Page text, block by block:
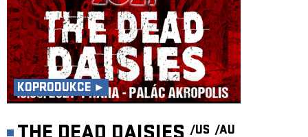
KOPRODUKCE ►
/US /AU